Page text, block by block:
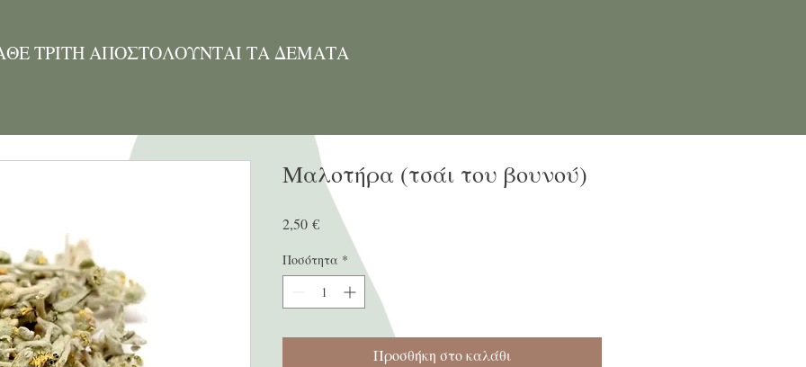
ΤΡΙΤΗ ΑΠΟΣΤΟΛΟΥΝΤΑΙ ΤΑ ΔΕΜΑΤΑ
Μαλοτήρα (τσάι του βουνού)
2,50 €Τιμή
Ποσότητα *
Προσθήκη στο καλάθι